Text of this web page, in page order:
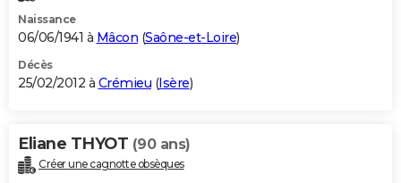
Naissance
06/06/1941 à Mâcon (Saône-et-Loire)
Décès
25/02/2012 à Crémieu (Isère)
Eliane THYOT (90 ans)
Créer une cagnotte obsèques